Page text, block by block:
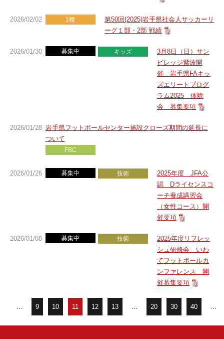
2026/02/02 1種
第50回(2025)岩手県社会人サッカーリ
ーグ１部・2部 戦績
2026/01/30 募集中 キッズ
3月8日（日）サン
ビレッジ紫波開
催 岩手県FAキッ
ズエリートプログ
ラム2025 体験
会 募集要項
2026/01/28 岩手県フットボールセンター施設クローズ期間の延長に
ついて
FBC
2026/01/26 募集中 技術
2025年度 JFA公
認 Dライセンスコ
ーチ養成講習会
（女性コース）開
催要項
2026/01/08 募集中 技術
2025年度リフレッ
シュ研修会 いわ
てフットボールカ
ンファレンス 開
催募集要項
... 9 10 11 12 13 ... 20 30 40 ...